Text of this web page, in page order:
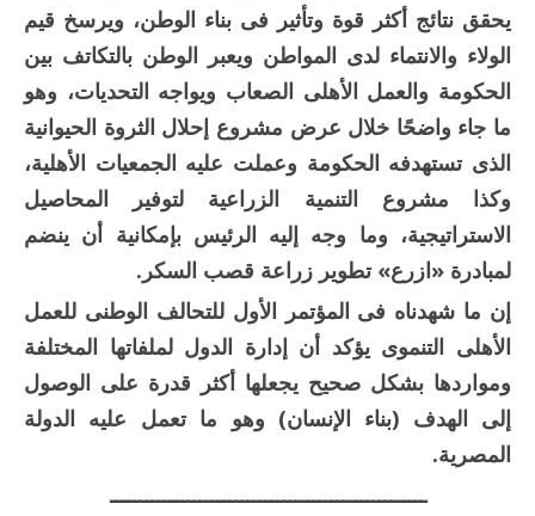
يحقق نتائج أكثر قوة وتأثير فى بناء الوطن، ويرسخ قيم
الولاء والانتماء لدى المواطن ويعبر الوطن بالتكاتف بين
الحكومة والعمل الأهلى الصعاب ويواجه التحديات، وهو
ما جاء واضحًا خلال عرض مشروع إحلال الثروة الحيوانية
الذى تستهدفه الحكومة وعملت عليه الجمعيات الأهلية،
وكذا مشروع التنمية الزراعية لتوفير المحاصيل
الاستراتيجية، وما وجه إليه الرئيس بإمكانية أن ينضم
لمبادرة «ازرع» تطوير زراعة قصب السكر.
إن ما شهدناه فى المؤتمر الأول للتحالف الوطنى للعمل
الأهلى التنموى يؤكد أن إدارة الدول لملفاتها المختلفة
ومواردها بشكل صحيح يجعلها أكثر قدرة على الوصول
إلى الهدف (بناء الإنسان) وهو ما تعمل عليه الدولة
المصرية.
ـــــــــــــــــــــــــــــــــــــــــــــــــــــ